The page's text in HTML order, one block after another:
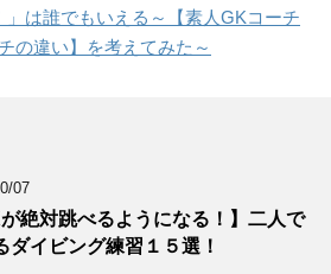
」は誰でもいえる～【素人GKコーチ
の違い】を考えてみた～
07
が絶対跳べるようになる！】二人で
ダイビング練習１５選！